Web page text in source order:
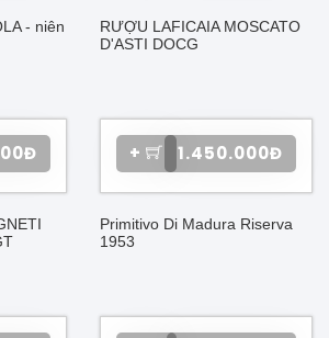
- niên
RƯỢU LAFICAIA MOSCATO
D'ASTI DOCG
1.450.000Đ
+
Primitivo Di Madura Riserva
1953